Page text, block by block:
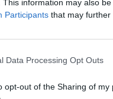
This information may also
Participants that may further
Data Processing Opt Outs
opt-out of the Sharing of my
– például az
megfigyelési
és
egy időben
megosztása,
érdekében.